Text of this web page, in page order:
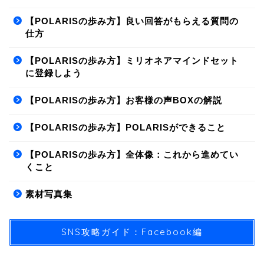
【POLARISの歩み方】良い回答がもらえる質問の
仕方
【POLARISの歩み方】ミリオネアマインドセット
に登録しよう
【POLARISの歩み方】お客様の声BOXの解説
【POLARISの歩み方】POLARISができること
【POLARISの歩み方】全体像：これから進めてい
くこと
素材写真集
SNS攻略ガイド：Facebook編